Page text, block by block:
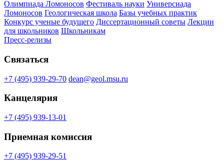
Олимпиада Ломоносов Фестиваль науки Универсиада
Ломоносов Геологическая школа Базы учебных практик
Конкурс ученые будущего Диссертационный советы Лекции
для школьников Школьникам
Пресс-релизы
Связаться
+7 (495) 939-29-70 dean@geol.msu.ru
Канцелярия
+7 (495) 939-13-01
Приемная комиссия
+7 (495) 939-29-51